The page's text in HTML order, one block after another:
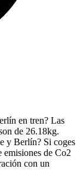
en tren? Las
de 26.18kg.
y Berlín? Si coges
de Co2
con un